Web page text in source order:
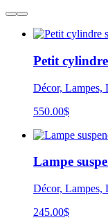
Petit
Décor, Lampes,
550.00$
Lampe
Décor, Lampes,
245.00$